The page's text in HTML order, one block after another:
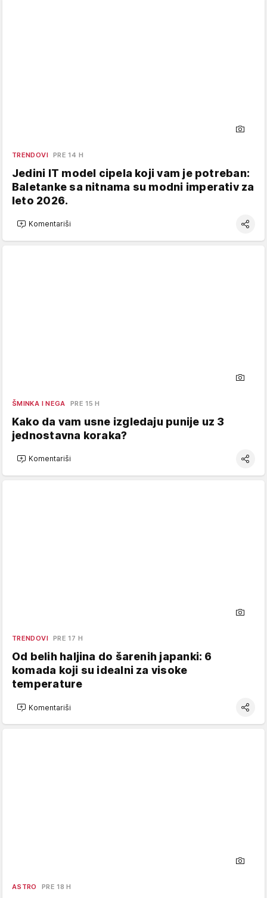
TRENDOVI PRE 14 H
Jedini IT model cipela koji vam je potreban:
Baletanke sa nitnama su modni imperativ za
leto 2026.
Komentariši
ŠMINKA I NEGA PRE 15 H
Kako da vam usne izgledaju punije uz 3
jednostavna koraka?
Komentariši
TRENDOVI PRE 17 H
Od belih haljina do šarenih japanki: 6
komada koji su idealni za visoke
temperature
Komentariši
ASTRO PRE 18 H